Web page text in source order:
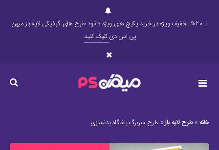
تا 20% تخفیف ویژه در خرید پکیج های ویژه دانلود طرح های گرافیکی لایه باز میهن
پی اس دیکلیک کنید.
خانه »طرح لایه باز» طرح سربرگ باشگاه بدنسازی